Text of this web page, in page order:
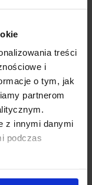
treści
i
o tym, jak
partnerom
z innymi danymi
podczas
długa sesja nie
do